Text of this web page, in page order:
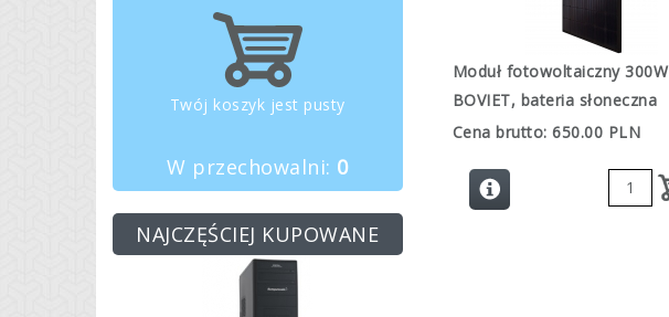
Twój koszyk jest pusty
W przechowalni: 0
NAJCZĘŚCIEJ KUPOWANE
Moduł fotowoltaiczny 300W
BOVIET, bateria słoneczna
Cena brutto: 650.00 PLN